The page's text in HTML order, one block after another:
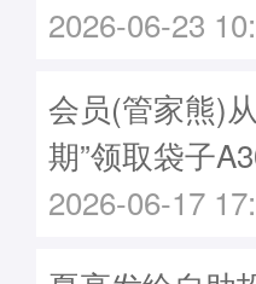
2026-06-23
会员(管家熊)
期”领取袋子
2026-06-17